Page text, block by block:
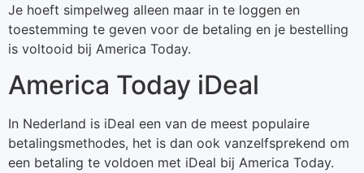
Je hoeft simpelweg alleen maar in te loggen en
toestemming te geven voor de betaling en je bestelling
is voltooid bij America Today.
America Today iDeal
In Nederland is iDeal een van de meest populaire
betalingsmethodes, het is dan ook vanzelfsprekend om
een betaling te voldoen met iDeal bij America Today.